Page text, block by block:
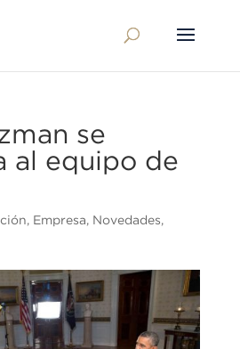
se
al equipo de
, Empresa, Novedades,